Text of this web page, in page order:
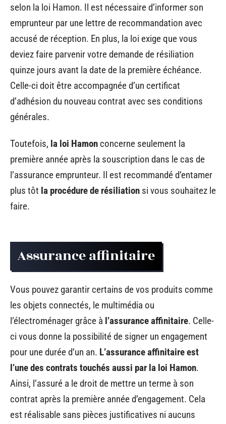
selon la loi Hamon. Il est nécessaire d’informer son
emprunteur par une lettre de recommandation avec
accusé de réception. En plus, la loi exige que vous
deviez faire parvenir votre demande de résiliation
quinze jours avant la date de la première échéance.
Celle-ci doit être accompagnée d’un certificat
d’adhésion du nouveau contrat avec ses conditions
générales.
Toutefois, la loi Hamon concerne seulement la
première année après la souscription dans le cas de
l’assurance emprunteur. Il est recommandé d’entamer
plus tôt la procédure de résiliation si vous souhaitez le
faire.
Assurance affinitaire
Vous pouvez garantir certains de vos produits comme
les objets connectés, le multimédia ou
l’électroménager grâce à l’assurance affinitaire. Celle-
ci vous donne la possibilité de signer un engagement
pour une durée d’un an. L’assurance affinitaire est
l’une des contrats touchés aussi par la loi Hamon.
Ainsi, l’assuré a le droit de mettre un terme à son
contrat après la première année d’engagement. Cela
est réalisable sans pièces justificatives ni aucuns